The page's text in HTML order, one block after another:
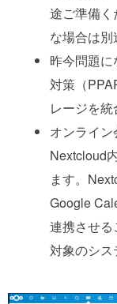
途ご準備
な場合は別
昨今問題
対策（
レージを統
オンライ
Nextcloud
ます。
Google
連携させ
対象のシ